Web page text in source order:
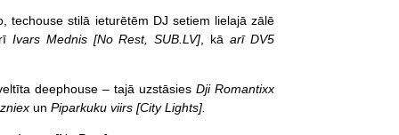
techouse stilā ieturētēm DJ setiem lielajā zālē
Ivars Mednis [No Rest, SUB.LV] , kāarī DV5
deephouse – tajā uzstāsiesDji Romantixx
un Piparkuku viirs [City Lights].